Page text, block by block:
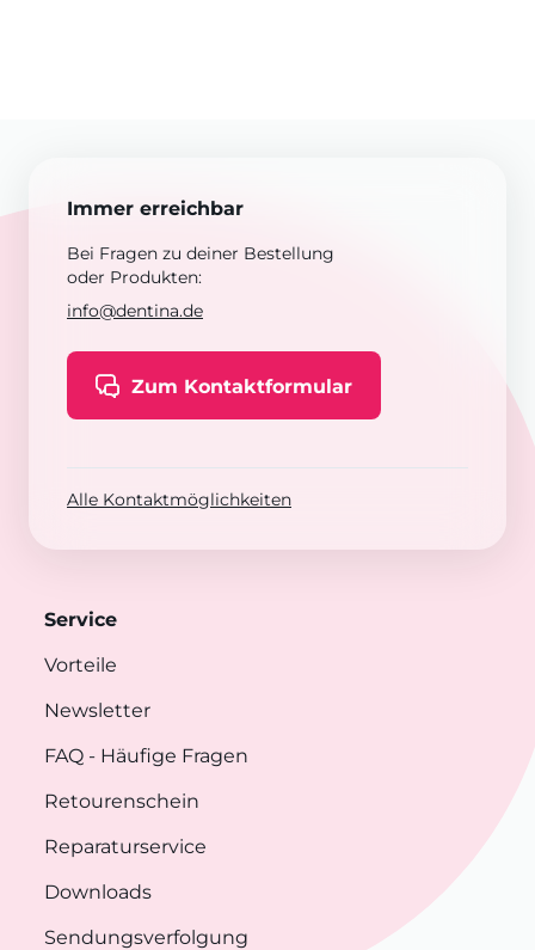
Immer erreichbar
Bei Fragen zu deiner Bestellung
oder Produkten:
info@dentina.de
Zum Kontaktformular
Alle Kontaktmöglichkeiten
Service
Vorteile
Newsletter
FAQ - Häufige Fragen
Retourenschein
Reparaturservice
Downloads
Sendungsverfolgung